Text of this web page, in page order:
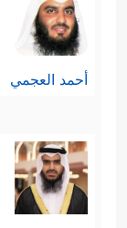
أحمد العجمي